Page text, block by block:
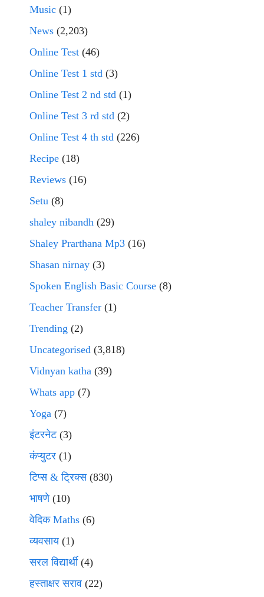
Music (1)
News (2,203)
Online Test (46)
Online Test 1 std (3)
Online Test 2 nd std (1)
Online Test 3 rd std (2)
Online Test 4 th std (226)
Recipe (18)
Reviews (16)
Setu (8)
shaley nibandh (29)
Shaley Prarthana Mp3 (16)
Shasan nirnay (3)
Spoken English Basic Course (8)
Teacher Transfer (1)
Trending (2)
Uncategorised (3,818)
Vidnyan katha (39)
Whats app (7)
Yoga (7)
इंटरनेट(3)
कंप्युटर (1)
टिप्स & ट्रिक्स(830)
भाषणे(10)
वेदिक Maths (6)
व्यवसाय(1)
सरल विद्यार्थी(4)
हस्ताक्षर सराव (22)